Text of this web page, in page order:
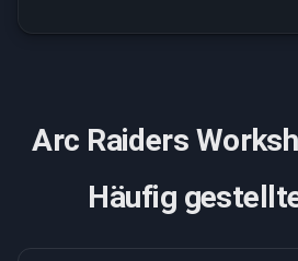
Arc Raiders
Häufig